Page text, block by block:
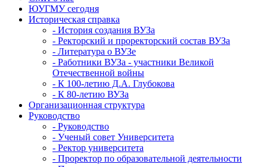
ЮУГМУ сегодня
Историческая справка
- История создания ВУЗа
- Ректорский и проректорский состав ВУЗа
- Литература о ВУЗе
- Работники ВУЗа - участники Великой
Отечественной войны
- К 100-летию Д.А. Глубокова
- К 80-летию ВУЗа
Организационная структура
Руководство
- Руководство
- Ученый совет Университета
- Ректор университета
- Проректор по образовательной деятельности